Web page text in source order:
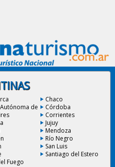
Chaco
de
Córdoba
Corrientes
Jujuy
Mendoza
Río Negro
San Luis
Santiago del Estero
Fuego